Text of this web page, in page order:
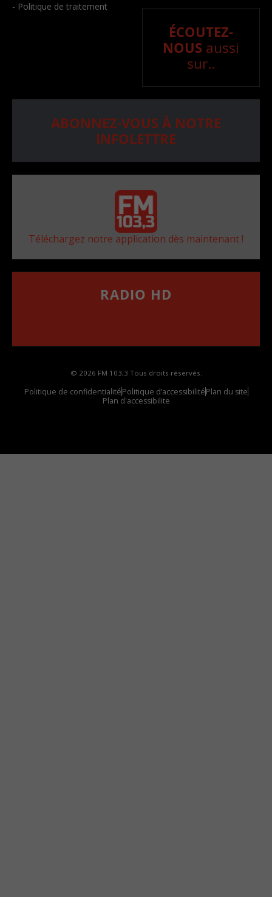
- Politique de traitement
ÉCOUTEZ-
NOUS aussi
sur..
ABONNEZ-VOUS À NOTRE
INFOLETTRE
Téléchargez notre application dès maintenant !
RADIO HD
© 2026 FM 103,3 Tous droits réservés.
Politique de confidentialitéPolitique d’accessibilitéPlan du site
Plan d'accessibilite